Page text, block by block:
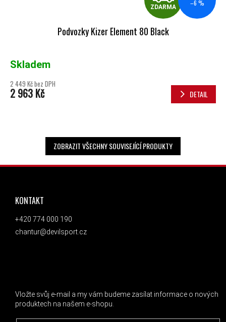
ZDARMA –6 %
Podvozky Kizer Element 80 Black
Skladem
2 449 Kč bez DPH
2 963 Kč DETAIL
ZOBRAZIT VŠECHNY SOUVISEJÍCÍ PRODUKTY
ZÁPATÍ
KONTAKT
+420 774 000 190
chantur@devilsport.cz
Vložte svůj e-mail a my vám budeme zasílat informace o nových
produktech na našem e-shopu.